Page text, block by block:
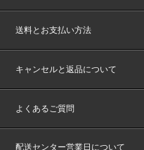
送料とお支払い方法
キャンセルと返品について
よくあるご質問
配送センター営業日について